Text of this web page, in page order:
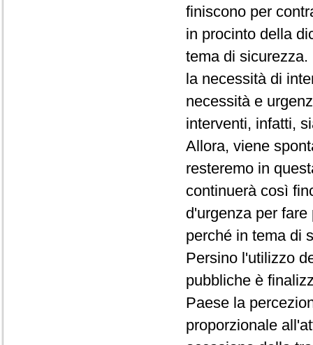
finiscono per
in procinto della
tema di
la necessità di
necessità e
interventi, infatti,
Allora, viene
resteremo in
continuerà così
d'urgenza per
perché in tema di
Persino l'utilizzo
pubbliche è
Paese la
proporzionale